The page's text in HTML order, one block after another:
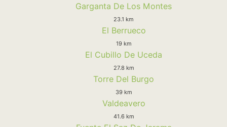
Garganta De Los Montes
23.1 km
El Berrueco
19 km
El Cubillo De Uceda
27.8 km
Torre Del Burgo
39 km
Valdeavero
41.6 km